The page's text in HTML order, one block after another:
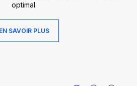
optimal.
EN SAVOIR PLUS